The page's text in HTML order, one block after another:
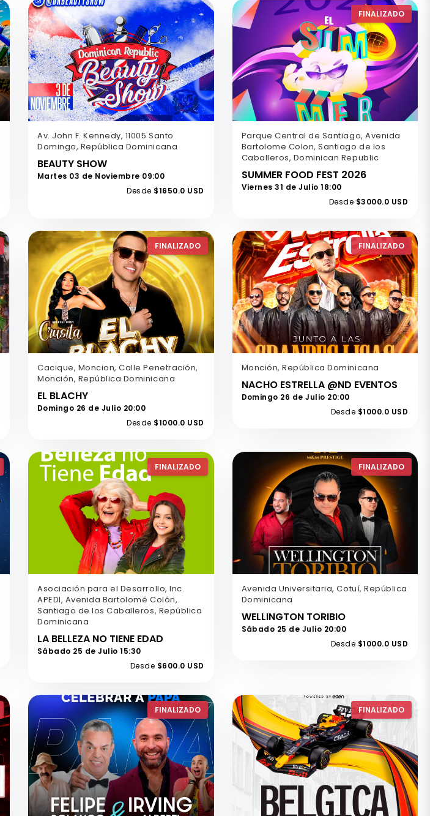
Av. John F. Kennedy, 11005 Santo
Domingo, República Dominicana
BEAUTY SHOW
Martes 03 de Noviembre 09:00
Desde $1650.0 USD
FINALIZADO
Parque Central de Santiago, Avenida
Bartolome Colon, Santiago de los
Caballeros, Dominican Republic
SUMMER FOOD FEST 2026
Viernes 31 de Julio 18:00
Desde $3000.0 USD
FINALIZADO
Cacique, Moncion, Calle Penetración,
Monción, República Dominicana
EL BLACHY
Domingo 26 de Julio 20:00
Desde $1000.0 USD
FINALIZADO
Monción, República Dominicana
NACHO ESTRELLA @ND EVENTOS
Domingo 26 de Julio 20:00
Desde $1000.0 USD
FINALIZADO
Asociación para el Desarrollo, Inc.
APEDI, Avenida Bartolomé Colón,
Santiago de los Caballeros, República
Dominicana
LA BELLEZA NO TIENE EDAD
Sábado 25 de Julio 15:30
Desde $600.0 USD
FINALIZADO
Avenida Universitaria, Cotuí, República
Dominicana
WELLINGTON TORIBIO
Sábado 25 de Julio 20:00
Desde $1000.0 USD
FINALIZADO FINALIZADO